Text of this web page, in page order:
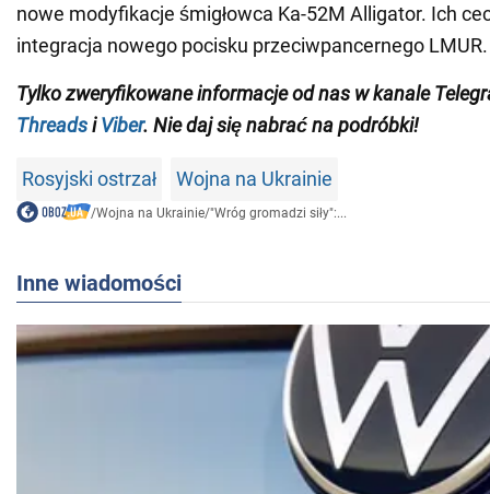
nowe modyfikacje śmigłowca Ka-52M Alligator. Ich
integracja nowego pocisku przeciwpancernego LMUR.
Tylko zweryfikowane informacje od nas w kanale
ThreadsiViber. Nie daj się nabrać na podróbki!
Rosyjski ostrzał Wojna na Ukrainie
/Wojna na Ukrainie/"Wróg gromadzi siły":...
Inne wiadomości